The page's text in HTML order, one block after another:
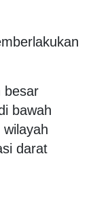
besar
bawah
darat